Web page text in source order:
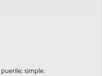
puerile;simple.